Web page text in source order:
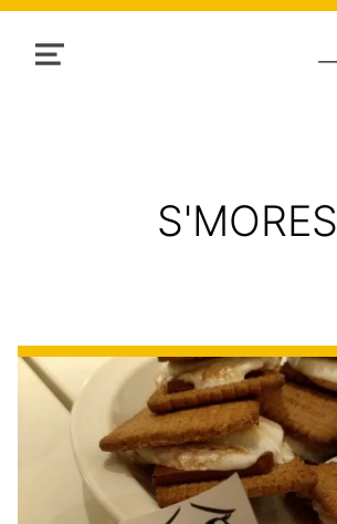
MENU
TAG:
S'MORES